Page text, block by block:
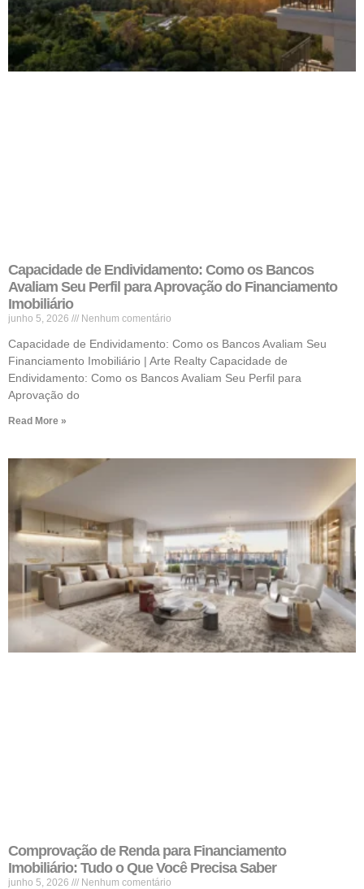
Capacidade de Endividamento: Como os Bancos
Avaliam Seu Perfil para Aprovação do Financiamento
Imobiliário
junho 5, 2026 Nenhum comentário
Capacidade de Endividamento: Como os Bancos Avaliam Seu
Financiamento Imobiliário | Arte Realty Capacidade de
Endividamento: Como os Bancos Avaliam Seu Perfil para
Aprovação do
Read More »
Comprovação de Renda para Financiamento
Imobiliário: Tudo o Que Você Precisa Saber
junho 5, 2026 Nenhum comentário